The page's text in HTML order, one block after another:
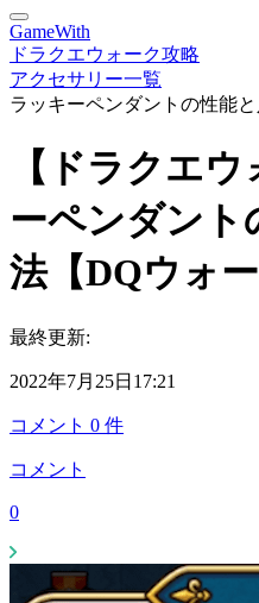
GameWith
ドラクエウォーク攻略
アクセサリー一覧
ラッキーペンダントの性能
【ドラクエ
ーペンダント
法【DQウォー
最終更新:
2022年7月25日17:21
コメント 0 件
コメント
0